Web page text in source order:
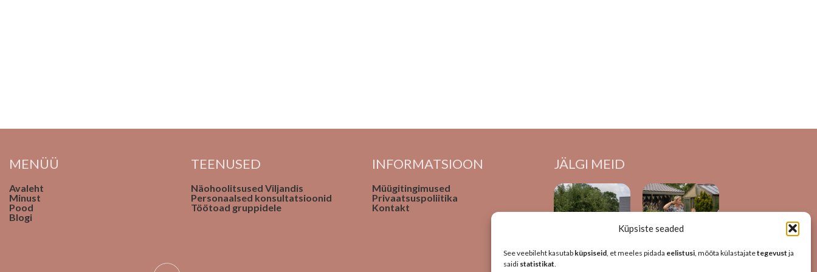
Küpsiste seaded
See veebileht kasutab küpsiseid, et meeles pidada eelistusi, mõõta külastajatetegevust ja
saidi statistikat.
MENÜÜ
Avaleht
Minust
Pood
Blogi
TEENUSED
Näohoolitsused Viljandis
Personaalsed konsultatsioonid
Töötoad gruppidele
INFORMATSIOON
Müügitingimused
Privaatsuspoliitika
Kontakt
JÄLGI MEID